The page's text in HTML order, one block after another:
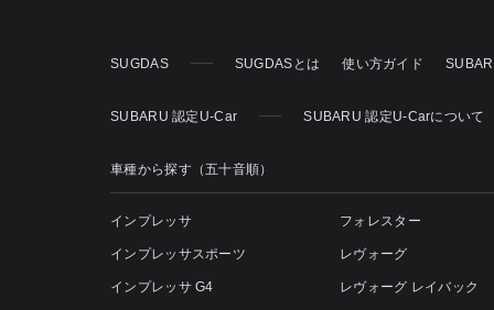
SUGDAS SUGDASとは 使い方ガイド
SUBARU 認定U-Car SUBARU 認定U-Carについて
車種から探す（五十音順）
インプレッサ
インプレッサスポーツ
インプレッサ G4
フォレスター
レヴォーグ
レヴォーグ レイバック